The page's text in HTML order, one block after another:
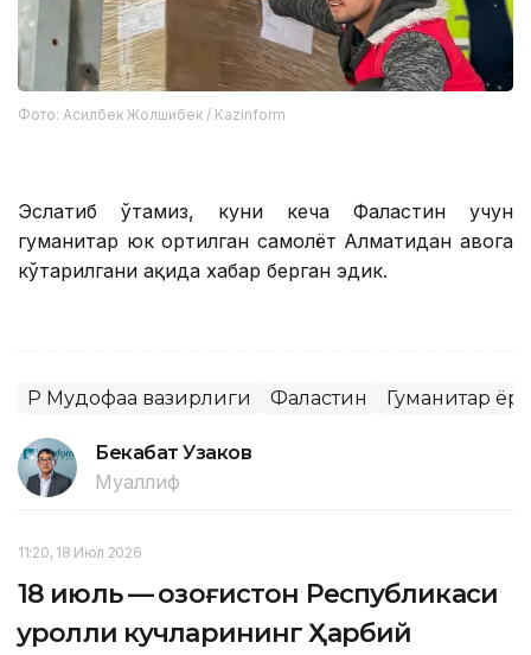
Фото: Асилбек Жолшибек / Kazinform
Эслатиб ўтамиз, куни кеча Фаластин учун
гуманитар юк ортилган самолёт Алматидан ҳавога
кўтарилгани ҳақида хабар берган эдик.
ҚР Мудофаа вазирлиги Фаластин Гуманитар
Бекабат Узаков
Муаллиф
11:20, 18 Июл 2026
18 июль — Қозоғистон Республикаси
Қуролли кучларининг Ҳарбий